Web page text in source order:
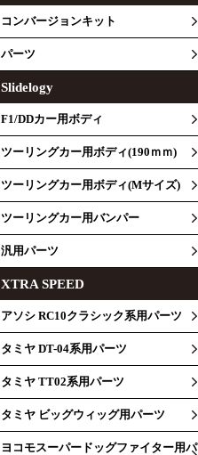
コンバージョンキット
パーツ
Slidelogy
F1/DDカー用ボディ
ツーリングカー用ボディ(190ｍｍ)
ツーリングカー用ボディ(Mサイズ)
ツーリングカー用バンパー
汎用パーツ
XTRA SPEED
アソシ RC10クラシック系用パーツ
タミヤ DT-04系用パーツ
タミヤ TT02系用パーツ
タミヤ ビッグウィッグ用パーツ
ヨコモスーパードッグファイター用パ